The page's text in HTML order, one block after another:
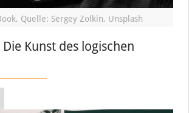
Quelle: Sergey Zolkin, Unsplash
Die Kunst des logischen